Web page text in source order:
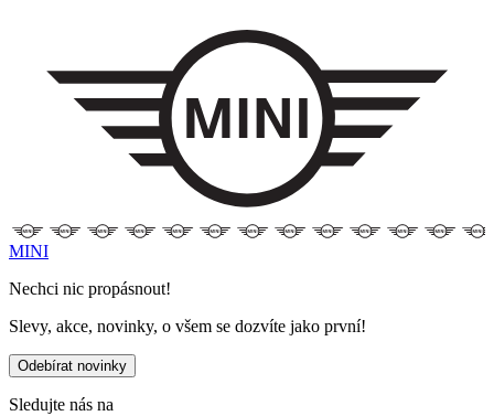
MINI
Nechci nic propásnout!
Slevy, akce, novinky, o všem se dozvíte jako první!
Odebírat novinky
Sledujte nás na